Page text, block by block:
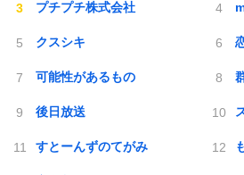
プチプチ株式会社
クスシキ
可能性があるもの
後日放送
すとーんずのてがみ